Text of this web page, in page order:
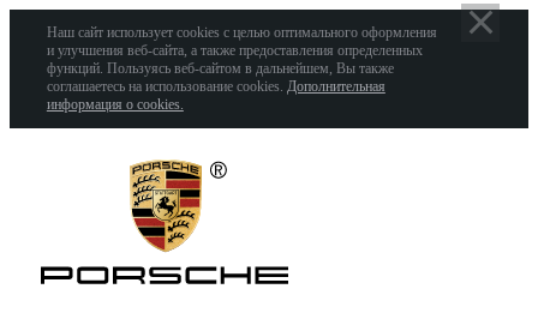
Наш сайт использует cookies с целью оптимального оформления
и улучшения веб-сайта, а также предоставления определенных
функций. Пользуясь веб-сайтом в дальнейшем, Вы также
соглашаетесь на использование cookies. Дополнительная
информация о cookies.